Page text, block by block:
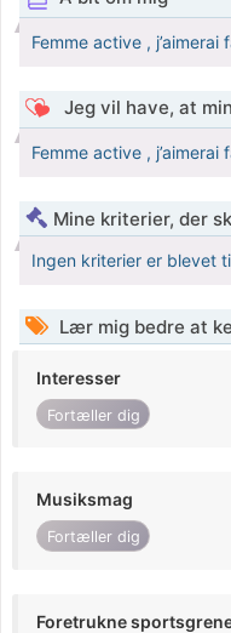
Femme active ,
Jeg vil have, at
Femme active ,
Mine kriterier, der
Ingen kriterier er blevet
Lær mig bedre at
Interesser
Fortæller dig
Musiksmag
Fortæller dig
Foretrukne